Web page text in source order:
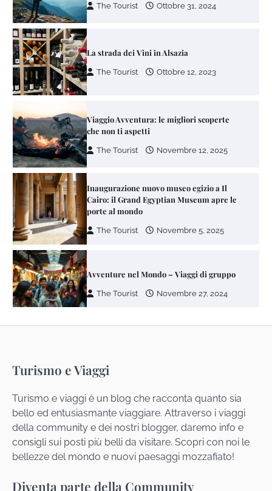
The Tourist Ottobre 31, 2024
La strada dei Vini in Alsazia
The Tourist Ottobre 12, 2023
Viaggio Avventura: le migliori scoperte
che non ti aspetti
The Tourist Novembre 12, 2025
Inaugurazione nuovo museo egizio a Il
Cairo: il Grand Egyptian Museum apre le
porte al mondo
The Tourist Novembre 5, 2025
Avventure nel Mondo – Viaggi di gruppo
The Tourist Novembre 27, 2024
The Tourist
Viaggiare da soli è un'esperienza
bellissima
The Tourist Ottobre 31, 2024
Turismo e Viaggi
Turismo e viaggi è un blog che racconta quanto sia
bello ed entusiasmante viaggiare. Attraverso i viaggi
della community e dei nostri blogger, daremo info e
consigli sui posti più belli da visitare. Scopri con noi le
bellezze del mondo e nuovi paesaggi mozzafiato!
Diventa parte della Community